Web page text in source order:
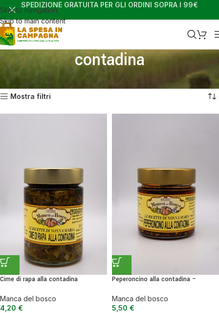
Skip to navigation
Skip to main content
SPEDIZIONE GRATUITA PER GLI ORDINI SOPRA I 99€
contadina
Home Shop Visualizzazione di 2 risultati
Mostra filtri
Cime di rapa alla contadina
Manca del bosco
4,20 €
Peperoncino alla contadina –
Manca del bosco
5,50 €